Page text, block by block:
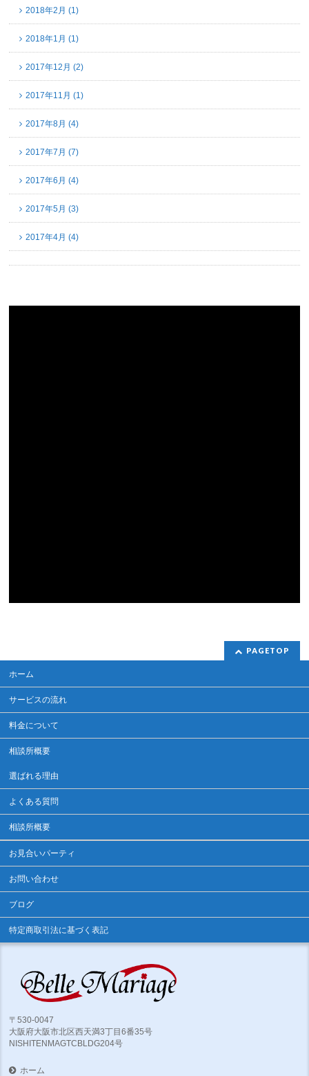
2018年2月 (1)
2018年1月 (1)
2017年12月 (2)
2017年11月 (1)
2017年8月 (4)
2017年7月 (7)
2017年6月 (4)
2017年5月 (3)
2017年4月 (4)
PAGETOP
ホーム
サービスの流れ
料金について
相談所概要
選ばれる理由
よくある質問
相談所概要
お見合いパーティ
お問い合わせ
ブログ
特定商取引法に基づく表記
〒530-0047
大阪府大阪市北区西天満3丁目6番35号
NISHITENMAGTCBLDG204号
ホーム